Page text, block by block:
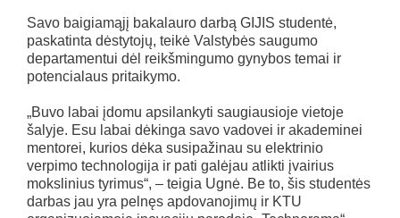
Savo baigiamąjį bakalauro darbą GIJIS studentė,
paskatinta dėstytojų, teikė Valstybės saugumo
departamentui dėl reikšmingumo gynybos temai ir
potencialaus pritaikymo.
„Buvo labai įdomu apsilankyti saugiausioje vietoje
šalyje. Esu labai dėkinga savo vadovei ir akademinei
mentorei, kurios dėka susipažinau su elektrinio
verpimo technologija ir pati galėjau atlikti įvairius
mokslinius tyrimus“, – teigia Ugnė. Be to, šis studentės
darbas jau yra pelnęs apdovanojimų ir KTU